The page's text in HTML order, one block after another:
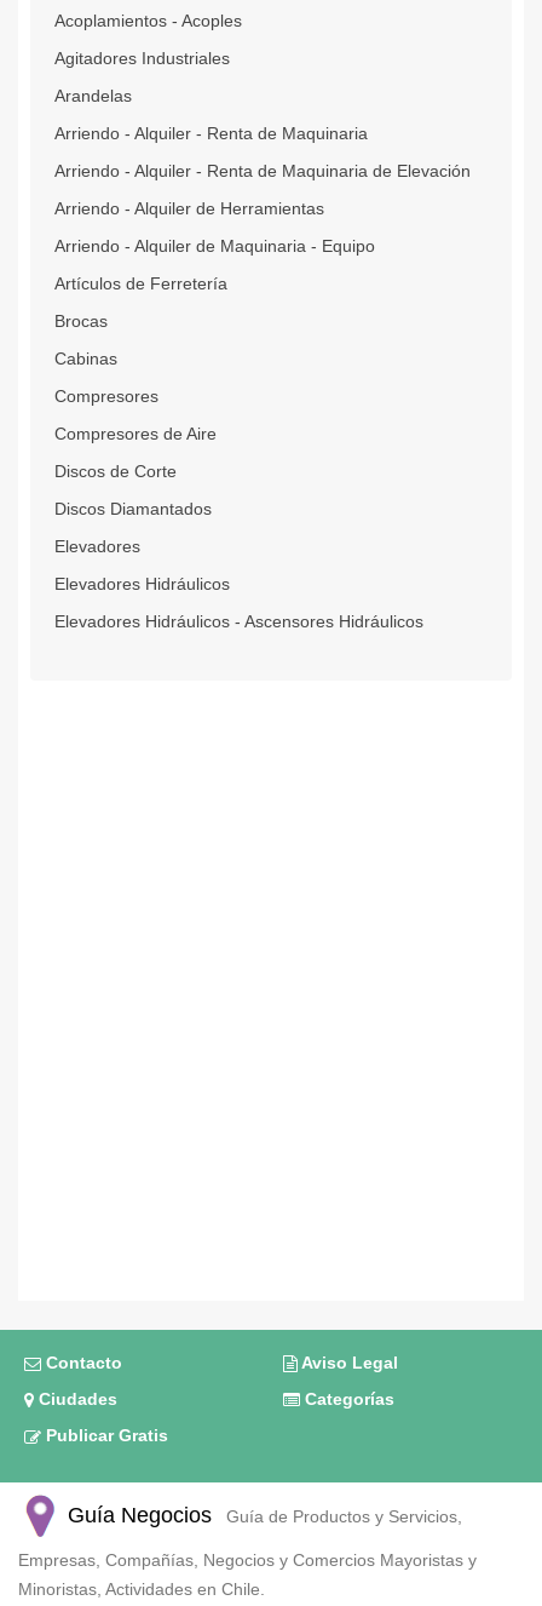
Acoplamientos - Acoples
Agitadores Industriales
Arandelas
Arriendo - Alquiler - Renta de Maquinaria
Arriendo - Alquiler - Renta de Maquinaria de Elevación
Arriendo - Alquiler de Herramientas
Arriendo - Alquiler de Maquinaria - Equipo
Artículos de Ferretería
Brocas
Cabinas
Compresores
Compresores de Aire
Discos de Corte
Discos Diamantados
Elevadores
Elevadores Hidráulicos
Elevadores Hidráulicos - Ascensores Hidráulicos
Contacto
Aviso Legal
Ciudades
Categorías
Publicar Gratis
Guía Negocios Guía de Productos y Servicios,
Empresas, Compañías, Negocios y Comercios Mayoristas y
Minoristas, Actividades en Chile.